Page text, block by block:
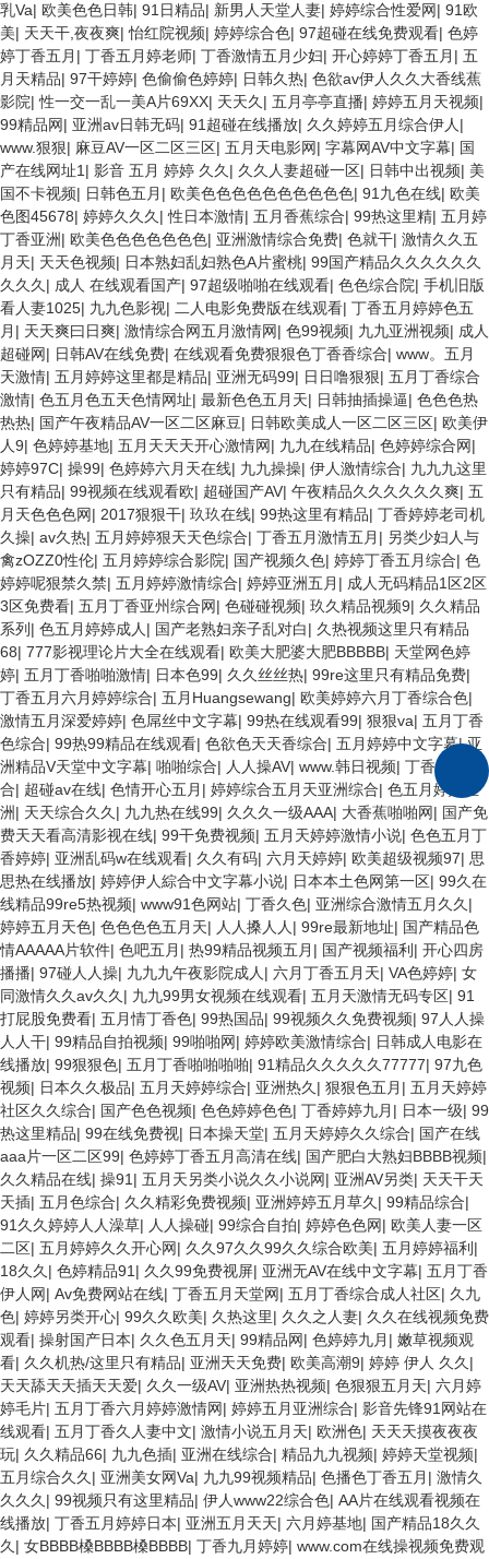
乳Va| 欧美色色日韩| 91日精品| 新男人天堂人妻| 婷婷综合性爱网| 91欧
美| 天天干,夜夜爽|怡红院视频| 婷婷综合色| 97超碰在线免费观看| 色婷
婷丁香五月 | 丁香五月婷老师| 丁香激情五月少妇| 开心婷婷丁香五月 | 五
月天精品| 97干婷婷| 色偷偷色婷婷| 日韩久热| 色欲av伊人久久大香线蕉
影院|性一交一乱一美A片69XX| 天天久 | 五月亭亭直播| 婷婷五月天视频|
99精品网| 亚洲av日韩无码| 91超碰在线播放| 久久婷婷五月综合伊人 |
www.狠狠| 麻豆AV一区二区三区| 五月天电影网| 字幕网AV中文字幕| 国
产在线网址1 | 影音 五月 婷婷 久久 | 久久人妻超碰一区| 日韩中出视频| 美
国不卡视频| 日韩色五月 | 欧美色色色色色色色色色色| 91九色在线| 欧美
色图45678| 婷婷久久久 |性日本激情| 五月香蕉综合| 99热这里精| 五月婷
丁香亚洲| 欧美色色色色色色色| 亚洲激情综合免费| 色就干| 激情久久五
月天| 天天色视频| 日本熟妇乱妇熟色A片蜜桃| 99国产精品久久久久久久
久久久 | 成人 在线观看国产| 97超级啪啪在线观看| 色色综合院| 手机旧版
看人妻1025| 九九色影视| 二人电影免费版在线观看| 丁香五月婷婷色五
月 | 天天爽曰日爽| 激情综合网五月激情网| 色99视频| 九九亚洲视频| 成人
超碰网| 日韩AV在线免费| 在线观看免费狠狠色丁香香综合| www。五月
天激情| 五月婷婷这里都是精品| 亚洲无码99| 日日噜狠狠| 五月丁香综合
激情| 色五月色五天色情网址| 最新色色五月天| 日韩抽插操逼| 色色色热
热热| 国产午夜精品AV一区二区麻豆| 日韩欧美成人一区二区三区| 欧美伊
人9| 色婷婷基地| 五月天天天开心激情网| 九九在线精品| 色婷婷综合网|
婷婷97C| 操99| 色婷婷六月天在线| 九九操操| 伊人激情综合| 九九九这里
只有精品| 99视频在线观看欧| 超碰国产AV| 午夜精品久久久久久久爽| 五
月天色色色网| 2017狠狠干| 玖玖在线| 99热这里有精品| 丁香婷婷老司机
久操| av久热| 五月婷婷狠天天色综合| 丁香五月激情五月 | 另类少妇人与
禽zOZZ0性伦| 五月婷婷综合影院| 国产视频久色| 婷婷丁香五月综合| 色
婷婷呢狠禁久禁| 五月婷婷激情综合| 婷婷亚洲五月 | 成人无码精品1区2区
3区免费看| 五月丁香亚州综合网| 色碰碰视频| 玖久精品视频9| 久久精品
系列 | 色五月婷婷成人 | 国产老熟妇亲子乱对白| 久热视频这里只有精品
68| 777影视理论片大全在线观看| 欧美大肥婆大肥BBBBB| 天堂网色婷
婷| 五月丁香啪啪激情| 日本色99| 久久丝丝热| 99re这里只有精品免费|
丁香五月六月婷婷综合| 五月Huangsewang| 欧美婷婷六月丁香综合色|
激情五月深爱婷婷| 色屌丝中文字幕| 99热在线观看99| 狠狠va| 五月丁香
色综合| 99热99精品在线观看| 色欲色天天香综合| 五月婷婷中文字幕|亚
洲精品V天堂中文字幕| 啪啪综合| 人人操AV| www.韩日视频| 丁香色啪综
合| 超碰av在线| 色情开心五月 | 婷婷综合五月天亚洲综合| 色五月婷婷亚
洲| 天天综合久久 | 九九热在线99| 久久久一级AAA| 大香蕉啪啪网| 国产免
费天天看高清影视在线| 99干免费视频| 五月天婷婷激情小说| 色色五月丁
香婷婷| 亚洲乱码w在线观看| 久久有码| 六月天婷婷| 欧美超级视频97| 思
思热在线播放| 婷婷伊人綜合中文字幕小说| 日本本土色网第一区| 99久在
线精品99re5热视频| www91色网站| 丁香久色| 亚洲综合激情五月久久 |
婷婷五月天色| 色色色色五月天| 人人搡人人 | 99re最新地址| 国产精品色
情AAAAA片软件| 色吧五月 | 热99精品视频五月 | 国产视频福利 | 开心四房
播播| 97碰人人操| 九九九午夜影院成人 | 六月丁香五月天| VA色婷婷| 女
同激情久久av久久 | 九九99男女视频在线观看| 五月天激情无码专区| 91
打屁股免费看| 五月情丁香色| 99热国品| 99视频久久免费视频| 97人人操
人人干| 99精品自拍视频| 99啪啪网| 婷婷欧美激情综合| 日韩成人电影在
线播放| 99狠狠色| 五月丁香啪啪啪啪| 91精品久久久久久77777| 97九色
视频| 日本久久极品| 五月天婷婷综合| 亚洲热久 | 狠狠色五月 | 五月天婷婷
社区久久综合| 国产色色视频| 色色婷婷色色| 丁香婷婷九月 | 日本一级| 99
热这里精品| 99在线免费视| 日本操天堂| 五月天婷婷久久综合| 国产在线
aaa片一区二区99| 色婷婷丁香五月高清在线| 国产肥白大熟妇BBBB视频|
久久精品在线| 操91 | 五月天另类小说久久小说网| 亚洲AV另类| 天天干天
天插| 五月色综合| 久久精彩免费视频| 亚洲婷婷五月草久 | 99精品综合|
91久久婷婷人人澡草| 人人操碰| 99综合自拍| 婷婷色色网| 欧美人妻一区
二区| 五月婷婷久久开心网| 久久97久久99久久综合欧美| 五月婷婷福利 |
18久久 | 色婷精品91 | 久久99免费视屏| 亚洲无AV在线中文字幕| 五月丁香
伊人网| Av免费网站在线| 丁香五月天堂网| 五月丁香综合成人社区| 久九
色| 婷婷另类开心| 99久久欧美| 久热这里| 久久之人妻| 久久在线视频免费
观看| 操射国产日本| 久久色五月天| 99精品网| 色婷婷九月 | 嫩草视频观
看| 久久机热/这里只有精品| 亚洲天天免费| 欧美高潮9| 婷婷 伊人 久久 |
天天舔天天插天天爱| 久久一级AV| 亚洲热热视频| 色狠狠五月天| 六月婷
婷毛片| 五月丁香六月婷婷激情网| 婷婷五月亚洲综合| 影音先锋91网站在
线观看| 五月丁香久人妻中文| 激情小说五月天| 欧洲色| 天天天摸夜夜夜
玩| 久久精品66| 九九色插| 亚洲在线综合| 精品九九视频| 婷婷天堂视频|
五月综合久久 | 亚洲美女网Va| 九九99视频精品| 色播色丁香五月 | 激情久
久久久 | 99视频只有这里精品| 伊人www22综合色| AA片在线观看视频在
线播放| 丁香五月婷婷日本| 亚洲五月天天| 六月婷基地| 国产精品18久久
久 | 女BBBB槡BBBB槡BBBB| 丁香九月婷婷| www.com在线操视频免费观